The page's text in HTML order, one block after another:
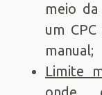
meio
um
manual;
Limite